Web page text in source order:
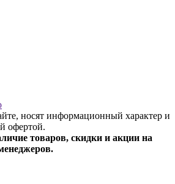
носят информационный характер и
офертой.
товаров, скидки и акции на